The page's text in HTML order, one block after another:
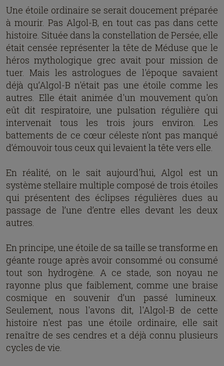
Une étoile ordinaire se serait doucement préparée
à mourir. Pas Algol-B, en tout cas pas dans cette
histoire. Située dans la constellation de Persée, elle
était censée représenter la tête de Méduse que le
héros mythologique grec avait pour mission de
tuer. Mais les astrologues de l'époque savaient
déjà qu’Algol-B n'était pas une étoile comme les
autres. Elle était animée d'un mouvement qu'on
eût dit respiratoire, une pulsation régulière qui
intervenait tous les trois jours environ. Les
battements de ce cœur céleste n’ont pas manqué
d’émouvoir tous ceux qui levaient la tête vers elle.
En réalité, on le sait aujourd'hui, Algol est un
système stellaire multiple composé de trois étoiles
qui présentent des éclipses régulières dues au
passage de l’une d’entre elles devant les deux
autres.
En principe, une étoile de sa taille se transforme en
géante rouge après avoir consommé ou consumé
tout son hydrogène. A ce stade, son noyau ne
rayonne plus que faiblement, comme une braise
cosmique en souvenir d’un passé lumineux.
Seulement, nous l'avons dit, l'Algol-B de cette
histoire n'est pas une étoile ordinaire, elle sait
renaître de ses cendres et a déjà connu plusieurs
cycles de vie.